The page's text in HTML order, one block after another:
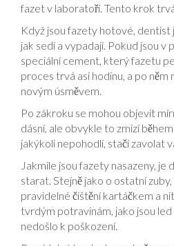
fazet v laboratoři. Tento krok
Když jsou fazety hotové, dentist
jak sedí a vypadají. Pokud jsou v
speciální cement, který fazetu
proces trvá asi hodinu, a po
novým úsměvem.
Po zákroku se mohou objevit
dásní, ale obvykle to zmizí
jakýkoli nepohodlí, stačí zavolat
Jakmile jsou fazety nasazeny, je
starat. Stejně jako o ostatní
pravidelné čištění kartáčkem a
tvrdým potravinám, jako jsou
nedošlo k poškození.